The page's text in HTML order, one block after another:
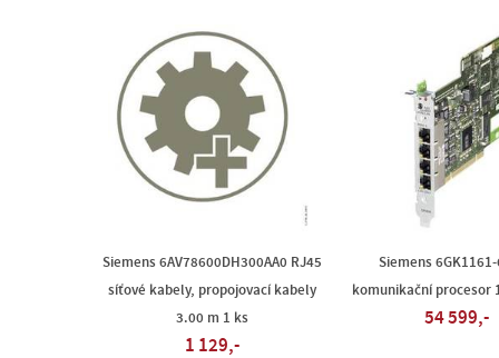
Siemens 6AV78600DH300AA0 RJ45
síťové kabely, propojovací kabely
3.00 m 1 ks
1 129,-
Siemens 6GK1161-
komunikační procesor
54 599,-